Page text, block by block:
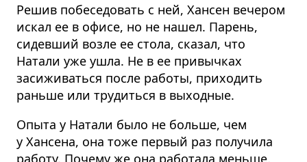
Решив побеседовать с ней, Хансен вечером
искал ее в офисе, но не нашел. Парень,
сидевший возле ее стола, сказал, что
Натали уже ушла. Не в ее привычках
засиживаться после работы, приходить
раньше или трудиться в выходные.
Опыта у Натали было не больше, чем
у Хансена, она тоже первый раз получила
работу. Почему же она работала меньше,